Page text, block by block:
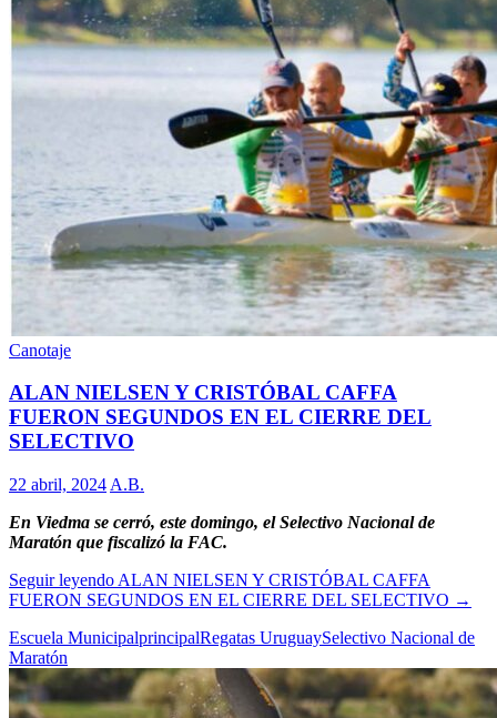
Canotaje
ALAN NIELSEN Y CRISTÓBAL CAFFA
FUERON SEGUNDOS EN EL CIERRE DEL
SELECTIVO
22 abril, 2024 A.B.
En Viedma se cerró, este domingo, el Selectivo Nacional de
Maratón que fiscalizó la FAC.
Seguir leyendo ALAN NIELSEN Y CRISTÓBAL CAFFA
FUERON SEGUNDOS EN EL CIERRE DEL SELECTIVO →
Escuela MunicipalprincipalRegatas UruguaySelectivo Nacional de
Maratón